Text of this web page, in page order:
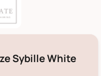
Sybille White